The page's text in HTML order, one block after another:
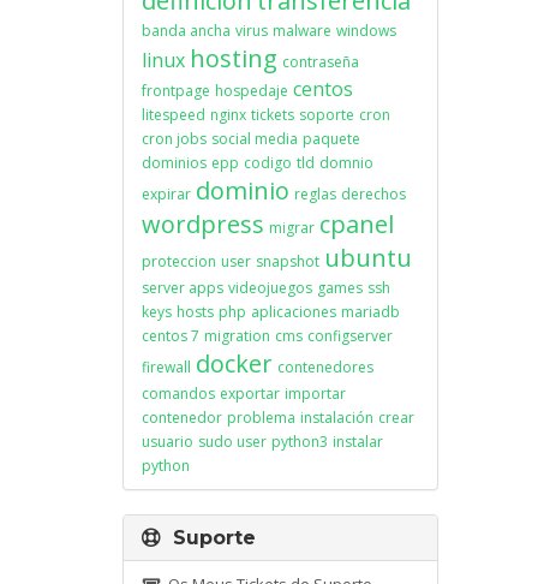
banda ancha virus malware windows
linux hosting contraseña
frontpage hospedaje centos
litespeed nginx tickets soporte cron
cron jobs social media paquete
dominios epp codigo tld domnio
expirar dominio reglas derechos
wordpress migrar cpanel
proteccion user snapshot ubuntu
server apps videojuegos games ssh
keys hosts php aplicaciones mariadb
centos 7 migration cms configserver
firewall docker contenedores
comandos exportar importar
contenedor problema instalación crear
usuario sudo user python3 instalar
python
Suporte